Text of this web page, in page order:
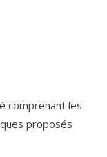
1990
comprenant les
proposés